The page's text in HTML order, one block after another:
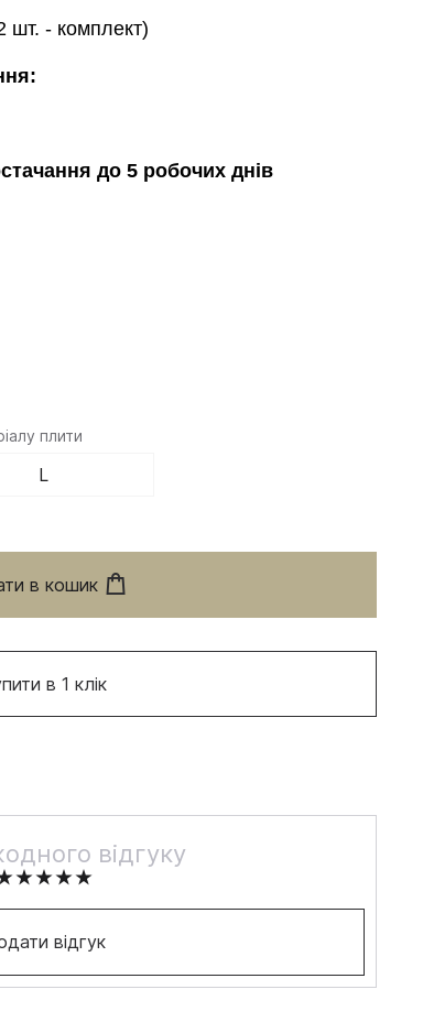
- комплект)
до 5 робочих днів
плити
L
в кошик
в 1 клік
відгуку
відгук